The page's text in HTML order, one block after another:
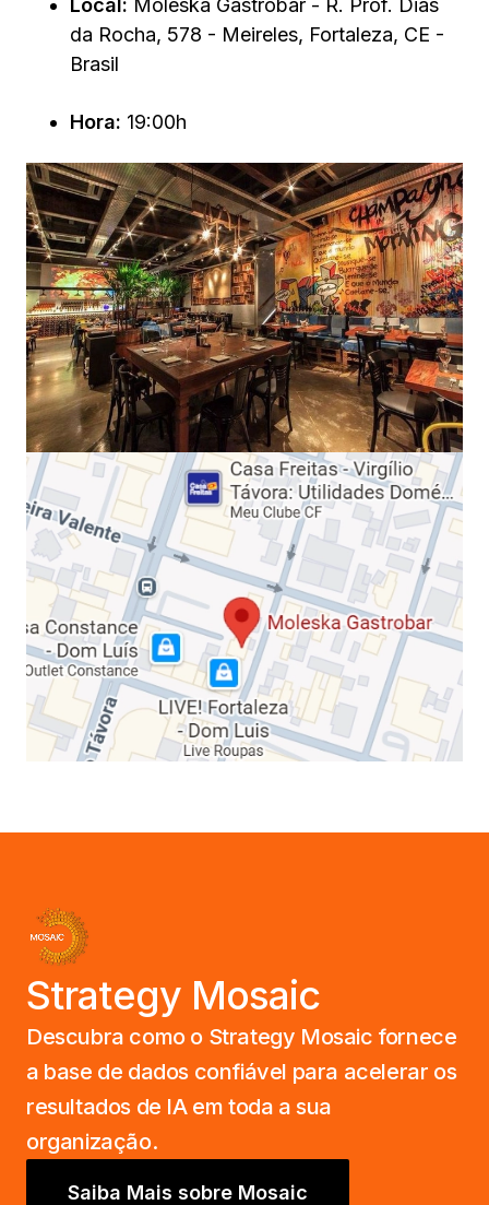
da Rocha, 578 - Meireles, Fortaleza, CE -
Brasil
Hora: 19:00h
Strategy Mosaic
Descubra como o Strategy Mosaic fornece
a base de dados confiável para acelerar os
resultados de IA em toda a sua
organização.
Saiba Mais sobre Mosaic